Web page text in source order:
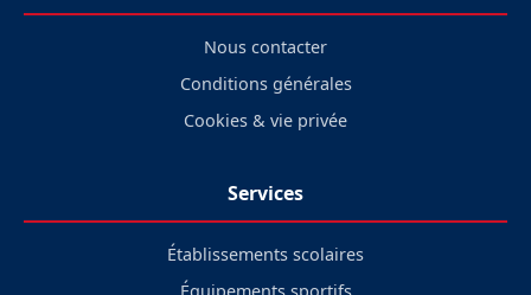
Nous contacter
Conditions générales
Cookies & vie privée
Services
Établissements scolaires